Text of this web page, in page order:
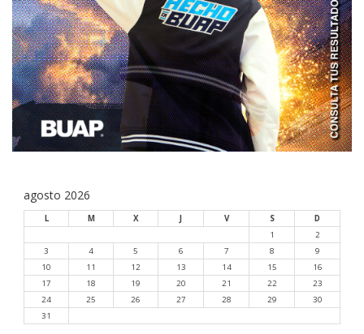
agosto 2026
L M X V S
D
1
2
3
4 5 6 7 8
9
10
11 12 13 14 15
16
17
18 19 20 21 22
23
24
25 26 27 28 29
30
31